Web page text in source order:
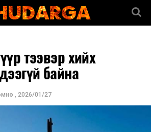
тээвэр хийх
байна
, 2026/01/27